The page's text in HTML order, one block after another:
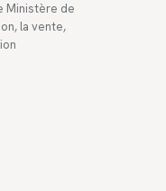
Ministère de
la vente,